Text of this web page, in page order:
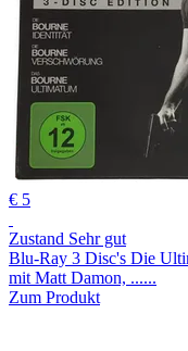
€ 5
Zustand Sehr gut
Blu-Ray 3 Disc's Die
mit Matt Damon, ......
Zum Produkt